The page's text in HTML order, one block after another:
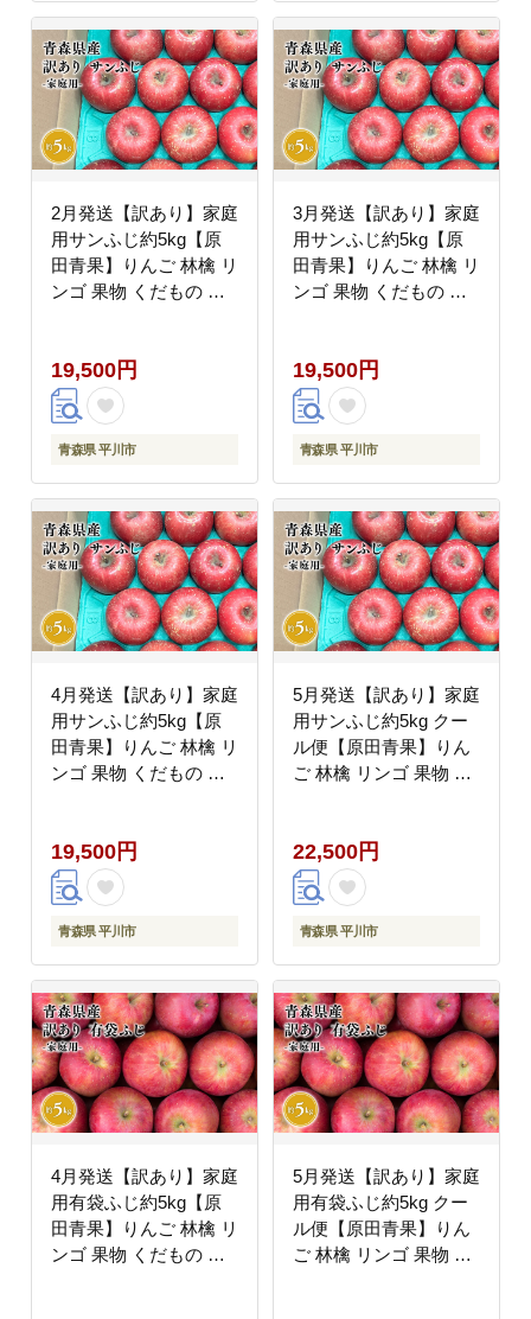
2月発送【訳あり】家庭
用サンふじ約5kg【原
田青果】りんご 林檎 リ
ンゴ 果物 くだもの フ
19,500円
青森県 平川市
3月発送【訳あり】家庭
用サンふじ約5kg【原
田青果】りんご 林檎 リ
ンゴ 果物 くだもの フ
19,500円
青森県 平川市
4月発送【訳あり】家庭
用サンふじ約5kg【原
田青果】りんご 林檎 リ
ンゴ 果物 くだもの フ
19,500円
青森県 平川市
5月発送【訳あり】家庭
用サンふじ約5kg クー
ル便【原田青果】りん
ご 林檎 リンゴ 果物 く
22,500円
青森県 平川市
4月発送【訳あり】家庭
用有袋ふじ約5kg【原
田青果】りんご 林檎 リ
ンゴ 果物 くだもの フ
5月発送【訳あり】家庭
用有袋ふじ約5kg クー
ル便【原田青果】りん
ご 林檎 リンゴ 果物 く